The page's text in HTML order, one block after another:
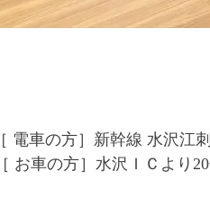
［ 電車の方］新幹線 水沢江
［ お車の方］水沢ＩＣよ